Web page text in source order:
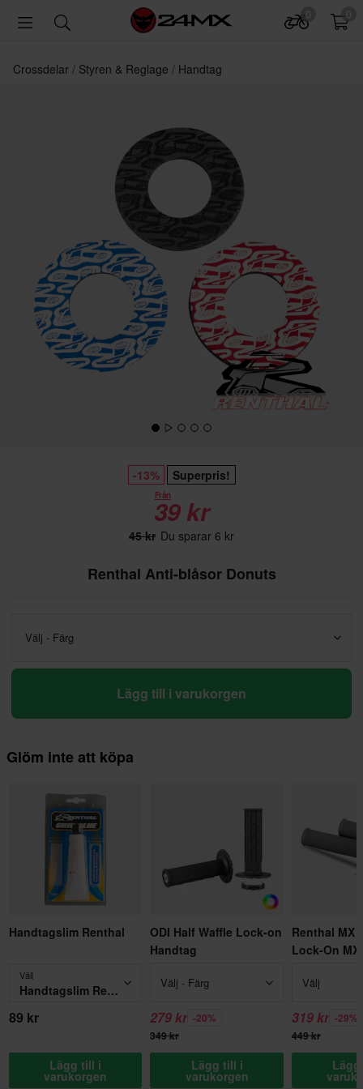
Crossdelar Styren & Reglage Handtag
-13% Superpris!
Från
39 kr
45 kr Du sparar 6 kr
Renthal Anti-blåsor Donuts
Välj - Färg
Lägg till i varukorgen
Glöm inte att köpa
Handtagslim Renthal
Välj
Handtagslim Renthal
89 kr
Lägg till i
varukorgen
ODI Half Waffle Lock-on
Handtag
Välj - Färg
279 kr -20%
349 kr
Lägg till i
varukorgen
Renthal MX
Lock-On
Välj
319 kr -29%
449 kr